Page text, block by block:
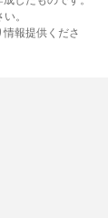
。
報提供くださ